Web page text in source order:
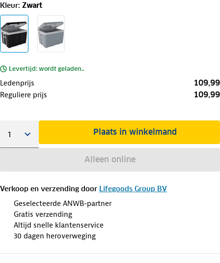
Kleur: Zwart
Levertijd: wordt geladen..
Ledenprijs 109,99
Reguliere prijs 109,99
Plaats in winkelmand
Alleen online
Verkoop en verzending door Lifegoods Group BV
Geselecteerde ANWB-partner
Gratis verzending
Altijd snelle klantenservice
30 dagen heroverweging